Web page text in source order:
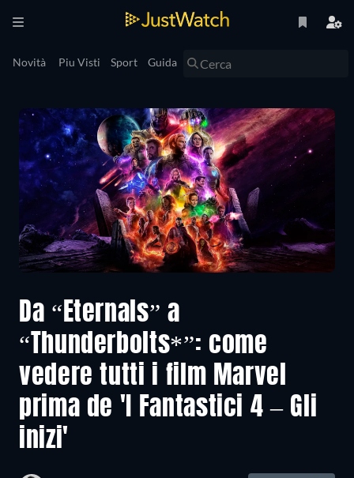
Novità Piu Visti Sport Guida
Da “Eternals” a
“Thunderbolts*”: come
vedere tutti i film Marvel
prima de 'I Fantastici 4 – Gli
inizi'